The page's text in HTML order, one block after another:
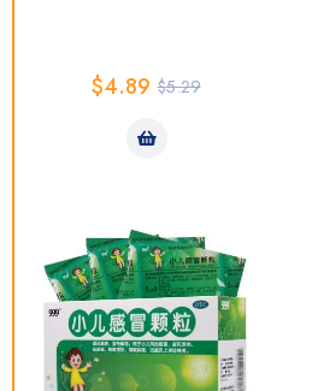
$5.29
$4.89